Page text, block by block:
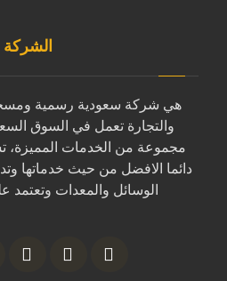
الشركة
هي شركة سعودية رسمية
والتجارة تعمل في السوق
مجموعة من الخدمات المميزة،
دائما الافضل من حيث خدماتها
الوسائل والمعدات